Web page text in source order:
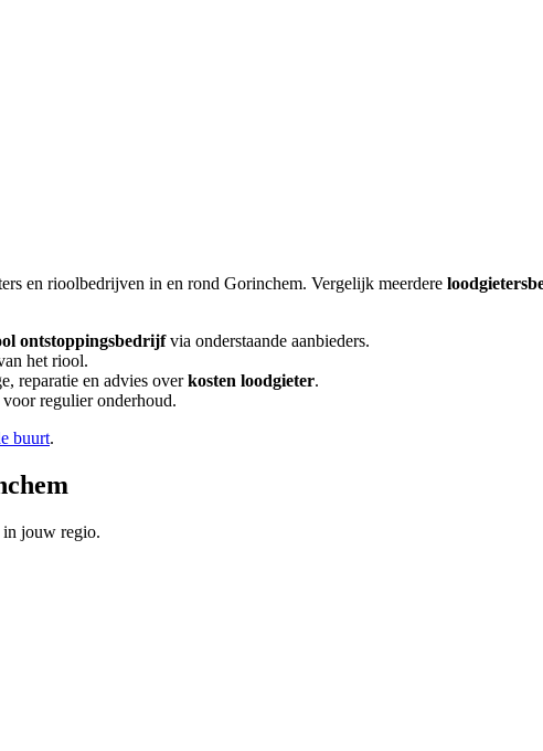
en rioolbedrijven in en rond Gorinchem. Vergelijk meerdere
ontstoppingsbedrijfvia onderstaande aanbieders.
het riool.
reparatie en advies overkosten loodgieter.
regulier onderhoud.
buurt.
in jouw regio.